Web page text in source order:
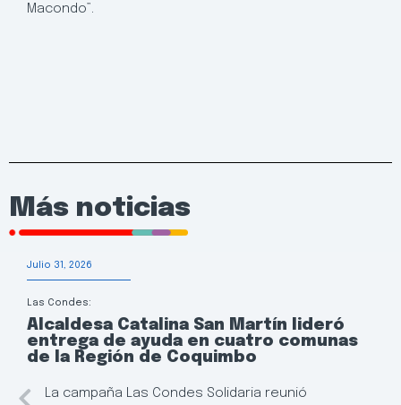
Macondo”.
Más noticias
Julio 31, 2026
Las Condes:
Alcaldesa Catalina San Martín lideró
entrega de ayuda en cuatro comunas
de la Región de Coquimbo
La campaña Las Condes Solidaria reunió